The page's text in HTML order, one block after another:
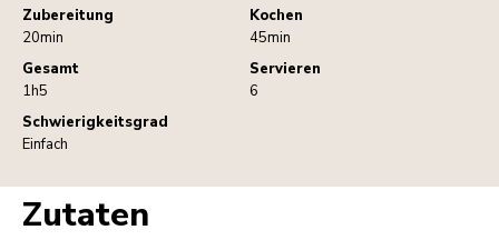
Zubereitung
20min
Kochen
45min
Gesamt
1h5
Servieren
6
Schwierigkeitsgrad
Einfach
Zutaten